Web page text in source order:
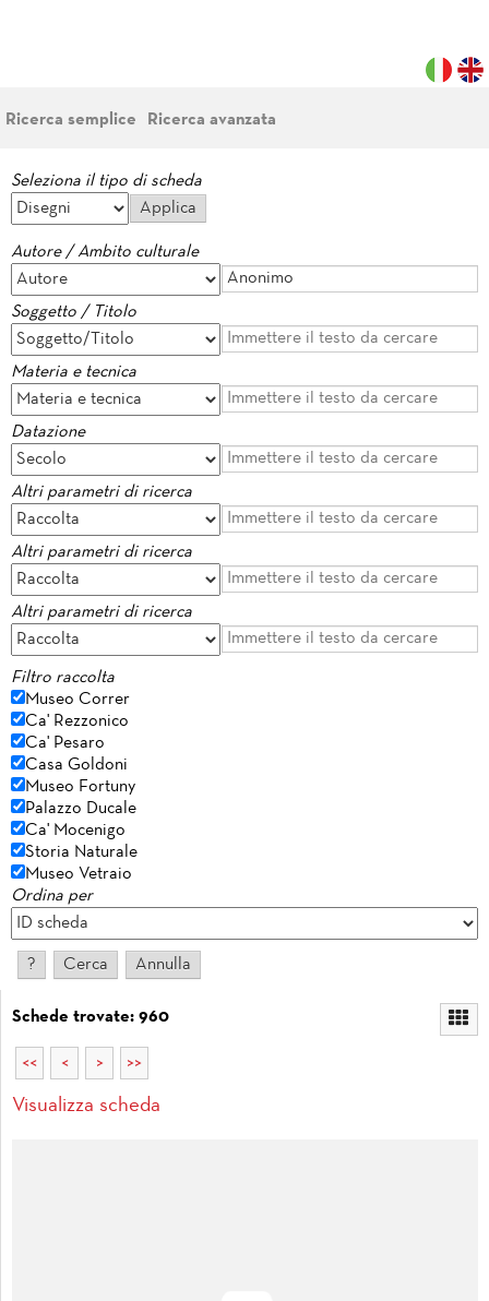
Ricerca semplice Ricerca avanzata
Seleziona il tipo di scheda
Autore / Ambito culturale
Soggetto / Titolo
Materia e tecnica
Datazione
Altri parametri di ricerca
Altri parametri di ricerca
Altri parametri di ricerca
Filtro raccolta
Museo Correr
Ca' Rezzonico
Ca' Pesaro
Casa Goldoni
Museo Fortuny
Palazzo Ducale
Ca' Mocenigo
Storia Naturale
Museo Vetraio
Ordina per
Schede trovate: 960
<< < > >>
Visualizza scheda